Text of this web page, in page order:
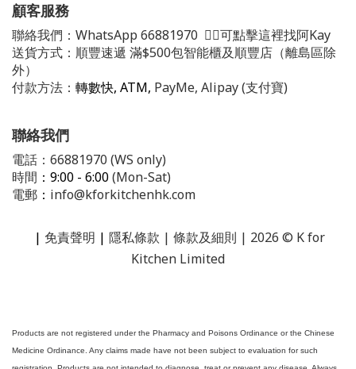
顧客服務
聯絡我們： WhatsApp 66881970 👈🏻可點擊這裡找阿Kay
送貨方式：順豐速遞 滿$500包智能櫃及順豐店（離島區除
外）
付款方法： 轉數快, ATM, PayMe, Alipay (支付寶)
聯絡我們
電話：66881970 (WS only)
時間 ：9:00 - 6:00(Mon-Sat)
電郵 ： info@kforkitchenhk.com
| 免責聲明 | 隱私條款 | 條款及細則 | 2026 © K for
Kitchen Limited
Products are not registered under the Pharmacy and Poisons Ordinance or the Chinese
Medicine Ordinance. Any claims made have not been subject to evaluation for such